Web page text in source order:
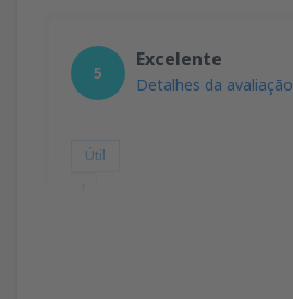
5
Excelente
Detalhes da avaliação
Útil